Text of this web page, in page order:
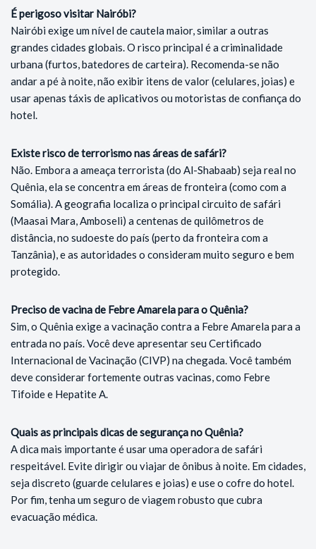
É perigoso visitar Nairóbi?
Nairóbi exige um nível de cautela maior, similar a outras
grandes cidades globais. O risco principal é a criminalidade
urbana (furtos, batedores de carteira). Recomenda-se não
andar a pé à noite, não exibir itens de valor (celulares, joias) e
usar apenas táxis de aplicativos ou motoristas de confiança do
hotel.
Existe risco de terrorismo nas áreas de safári?
Não. Embora a ameaça terrorista (do Al-Shabaab) seja real no
Quênia, ela se concentra em áreas de fronteira (como com a
Somália). A geografia localiza o principal circuito de safári
(Maasai Mara, Amboseli) a centenas de quilômetros de
distância, no sudoeste do país (perto da fronteira com a
Tanzânia), e as autoridades o consideram muito seguro e bem
protegido.
Preciso de vacina de Febre Amarela para o Quênia?
Sim, o Quênia exige a vacinação contra a Febre Amarela para a
entrada no país. Você deve apresentar seu Certificado
Internacional de Vacinação (CIVP) na chegada. Você também
deve considerar fortemente outras vacinas, como Febre
Tifoide e Hepatite A.
Quais as principais dicas de segurança no Quênia?
A dica mais importante é usar uma operadora de safári
respeitável. Evite dirigir ou viajar de ônibus à noite. Em cidades,
seja discreto (guarde celulares e joias) e use o cofre do hotel.
Por fim, tenha um seguro de viagem robusto que cubra
evacuação médica.